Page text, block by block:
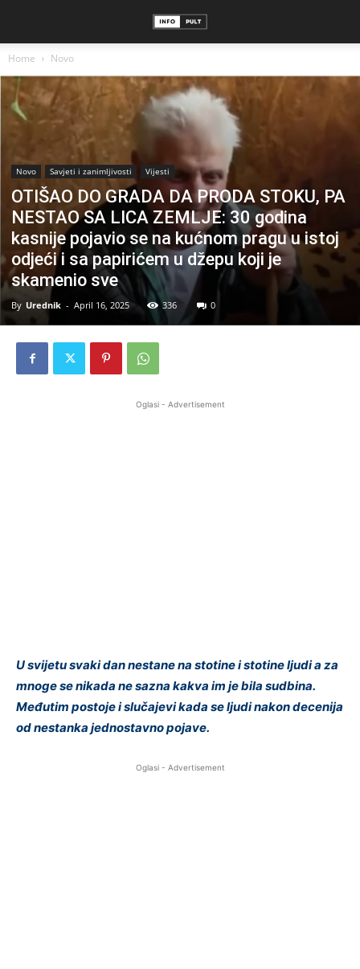
Home Novo
Novo Savjeti i zanimljivosti Vijesti
OTIŠAO DO GRADA DA PRODA STOKU, PA
NESTAO SA LICA ZEMLJE: 30 godina
kasnije pojavio se na kućnom pragu u istoj
odjeći i sa papirićem u džepu koji je
skamenio sve
By Urednik - April 16, 2025 336 0
Oglasi - Advertisement
U svijetu svaki dan nestane na stotine i stotine ljudi a za
mnoge se nikada ne sazna kakva im je bila sudbina.
Međutim postoje i slučajevi kada se ljudi nakon decenija
od nestanka jednostavno pojave.
Oglasi - Advertisement